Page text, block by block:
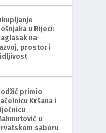
u Rijeci:
na
prostor i
primio
Kršana i
u
saboru